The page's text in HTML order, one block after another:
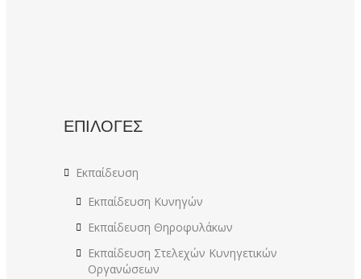
ΕΠΙΛΟΓΕΣ
Εκπαίδευση
Εκπαίδευση Κυνηγών
Εκπαίδευση Θηροφυλάκων
Εκπαίδευση Στελεχών Κυνηγετικών
Οργανώσεων